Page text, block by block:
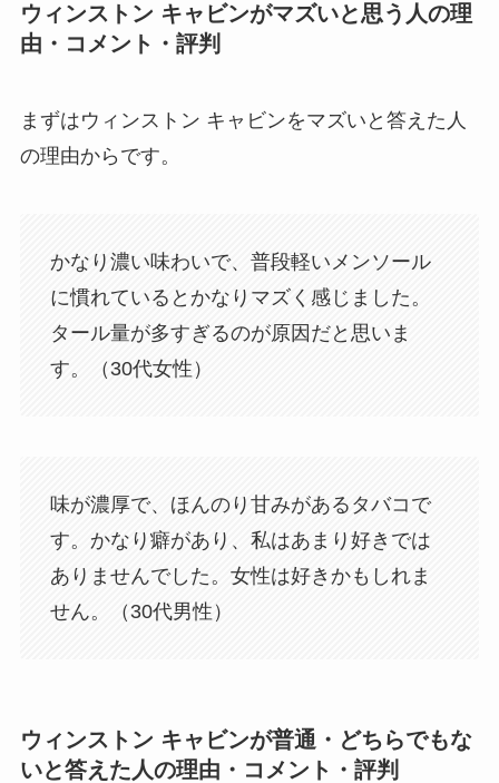
ウィンストン キャビンがマズいと思う人の理
由・コメント・評判
まずはウィンストン キャビンをマズいと答えた人
の理由からです。
かなり濃い味わいで、普段軽いメンソール
に慣れているとかなりマズく感じました。
タール量が多すぎるのが原因だと思いま
す。（30代女性）
味が濃厚で、ほんのり甘みがあるタバコで
す。かなり癖があり、私はあまり好きでは
ありませんでした。女性は好きかもしれま
せん。（30代男性）
ウィンストン キャビンが普通・どちらでもな
いと答えた人の理由・コメント・評判